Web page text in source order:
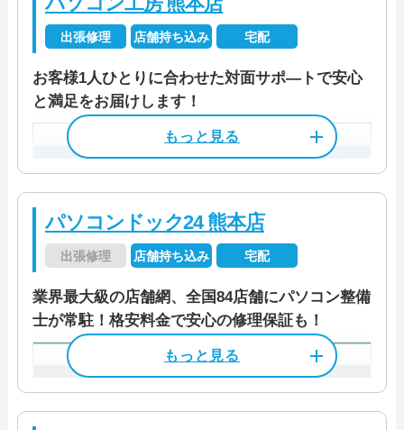
料金 作業料金3,300円～
料金・メニュー
公式サイトを見る
0120-533-117
特徴
カード決済 法人対応可
定休日 ―
資格/免許 パソコン整備士
料金 リカバリ―(初期化)10,000円
公式サイトを見る
電話相談・お問い合わせ
096-288-9946
店舗住所
〒 862-0959
熊本県熊本市中央区白山1丁目2-13
熊本市電「味噌天神前」駅から徒
営業時間 9:00～18:00
受付時間 9:00～21:00
定休日 年末年始
出張修理 店舗持ち込み 宅配
お客様1人ひとりに合わせた対面サポ―トで安心
と満足をお届けします！
店舗住所
〒 862-0968
熊本県熊本市南区馬渡2-13-7
営業時間 11:00～19:30
パソコンドック24 熊本店
出張修理 店舗持ち込み 宅配
業界最大級の店舗網、全国84店舗にパソコン整備
士が常駐！格安料金で安心の修理保証も！